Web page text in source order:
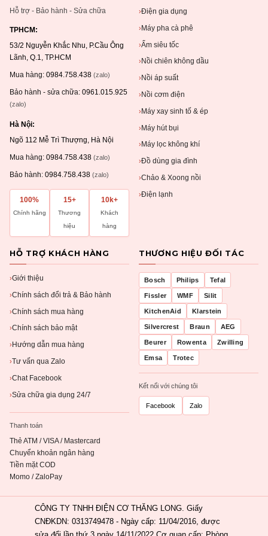
Hỗ trợ - Bảo hành - Sửa chữa
TPHCM:
53/2 Nguyễn Khắc Nhu, P.Cầu Ông
Lãnh, Q.1, TP.HCM
Mua hàng: 0984.758.438 (zalo)
Bảo hành - sửa chữa: 0961.015.925
(zalo)
Hà Nội:
Ngõ 112 Mễ Trì Thượng, Hà Nội
Mua hàng: 0984.758.438 (zalo)
Bảo hành: 0984.758.438 (zalo)
100%
Chính hãng
15+
Thương
hiệu
10k+
Khách
hàng
›Điện gia dụng
›Máy pha cà phê
›Ấm siêu tốc
› Nồi chiên không dầu
› Nồi áp suất
› Nồi cơm điện
›Máy xay sinh tố & ép
›Máy hút bụi
› Máy lọc không khí
›Đồ dùng gia đình
›Chảo & Xoong nồi
›Điện lạnh
HỖ TRỢ KHÁCH HÀNG
›Giới thiệu
›Chính sách đổi trả & Bảo hành
›Chính sách mua hàng
›Chính sách bảo mật
› Hướng dẫn mua hàng
›Tư vấn qua Zalo
›Chat Facebook
›Sửa chữa gia dụng 24/7
Thanh toán
Thẻ ATM / VISA / Mastercard
Chuyển khoản ngân hàng
Tiền mặt COD
Momo / ZaloPay
THƯƠNG HIỆU ĐỐI TÁC
Bosch Philips Tefal
Fissler WMF Silit
KitchenAid Klarstein
Silvercrest Braun AEG
Beurer Rowenta Zwilling
Emsa Trotec
Kết nối với chúng tôi
Facebook Zalo
CÔNG TY TNHH ĐIỆN CƠ THĂNG LONG. Giấy
CNĐKDN: 0313749478 - Ngày cấp: 11/04/2016, được